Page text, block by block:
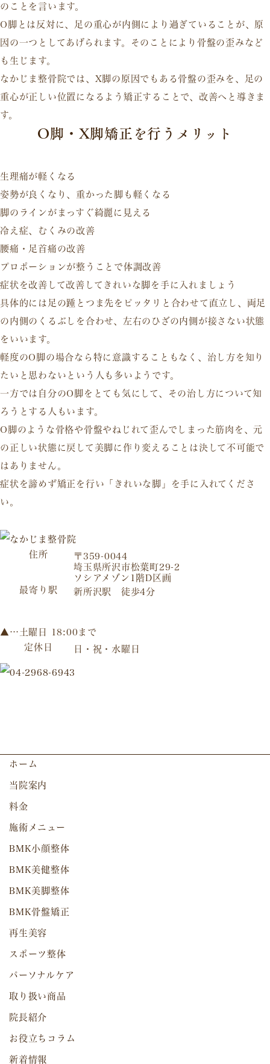
のことを言います。
O脚とは反対に、足の重心が内側により過ぎていることが、原
因の一つとしてあげられます。そのことにより骨盤の歪みなど
も生じます。
なかじま整骨院では、X脚の原因でもある骨盤の歪みを、足の
重心が正しい位置になるよう矯正することで、改善へと導きま
す。
O脚・X脚矯正を行うメリット
生理痛が軽くなる
姿勢が良くなり、重かった脚も軽くなる
脚のラインがまっすぐ綺麗に見える
冷え症、むくみの改善
腰痛・足首痛の改善
プロポーションが整うことで体調改善
症状を改善して改善してきれいな脚を手に入れましょう
具体的には足の踵とつま先をピッタリと合わせて直立し、両足
の内側のくるぶしを合わせ、左右のひざの内側が接さない状態
をいいます。
軽度のO脚の場合なら特に意識することもなく、治し方を知り
たいと思わないという人も多いようです。
一方では自分のO脚をとても気にして、その治し方について知
ろうとする人もいます。
O脚のような骨格や骨盤やねじれて歪んでしまった筋肉を、元
の正しい状態に戻して美脚に作り変えることは決して不可能で
はありません。
症状を諦めず矯正を行い「きれいな脚」を手に入れてくださ
い。
住所
〒359-0044
埼玉県所沢市松葉町29-2
ソシアメゾン1階D区画
最寄り駅
新所沢駅 徒歩4分
▲…土曜日 18:00まで
定休日
日・祝・水曜日
ホーム
当院案内
料金
施術メニュー
BMK小顔整体
BMK美健整体
BMK美脚整体
BMK骨盤矯正
再生美容
スポーツ整体
パーソナルケア
取り扱い商品
院長紹介
お役立ちコラム
新着情報